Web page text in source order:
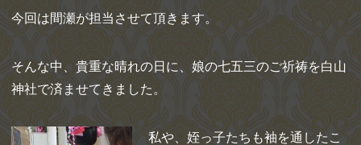
今回は間瀬が担当させて頂きます。
そんな中、貴重な晴れの日に、娘の七五三のご祈祷を白山
神社で済ませてきました。
私や、姪っ子たちも袖を通したこ